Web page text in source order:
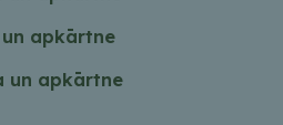
un apkārtne
un apkārtne